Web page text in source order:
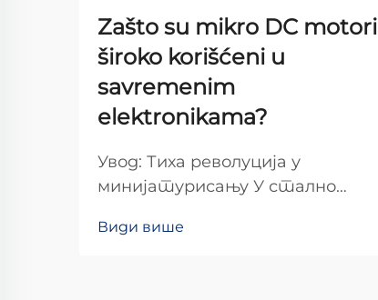
Zašto su mikro DC motori
široko korišćeni u
savremenim
elektronikama?
Увод: Тиха револуција у
минијатурисању У стално
електронике, микро DC мотори
Види више